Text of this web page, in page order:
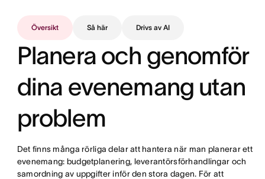
Översikt Så här Drivs av AI
Planera och genomför
dina evenemang utan
problem
Det finns många rörliga delar att hantera när man planerar ett
evenemang: budgetplanering, leverantörsförhandlingar och
samordning av uppgifter inför den stora dagen. För att